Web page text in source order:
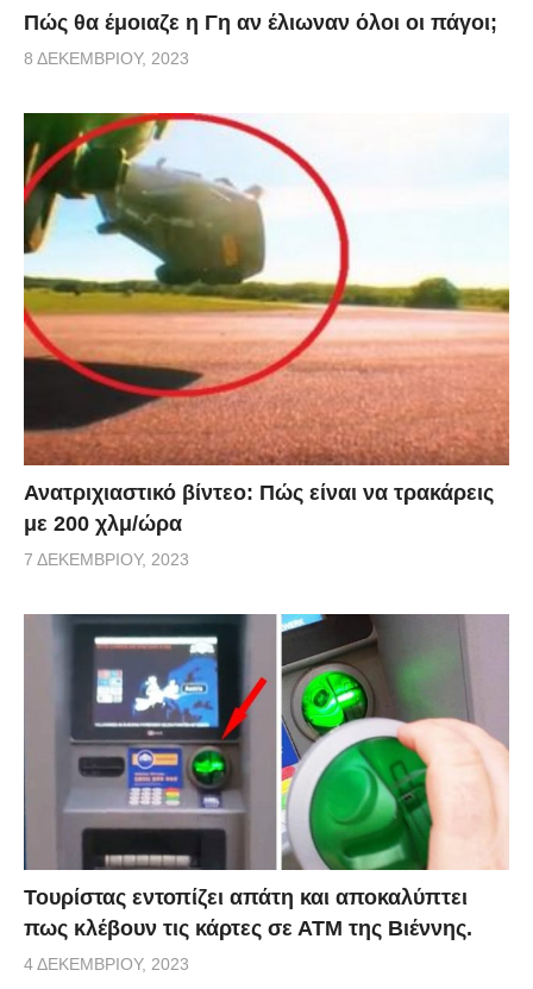
Πώς θα έμοιαζε η Γη αν έλιωναν όλοι οι πάγοι;
8 ΔΕΚΕΜΒΡΊΟΥ, 2023
Ανατριχιαστικό βίντεο: Πώς είναι να τρακάρεις
με 200 χλμ/ώρα
7 ΔΕΚΕΜΒΡΊΟΥ, 2023
Τουρίστας εντοπίζει απάτη και αποκαλύπτει
πως κλέβουν τις κάρτες σε ΑΤΜ της Βιέννης.
4 ΔΕΚΕΜΒΡΊΟΥ, 2023